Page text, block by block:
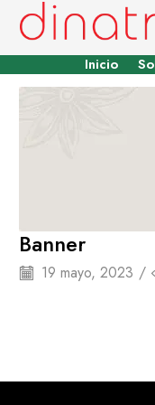
Inicio
Banner
19 mayo, 2023 /